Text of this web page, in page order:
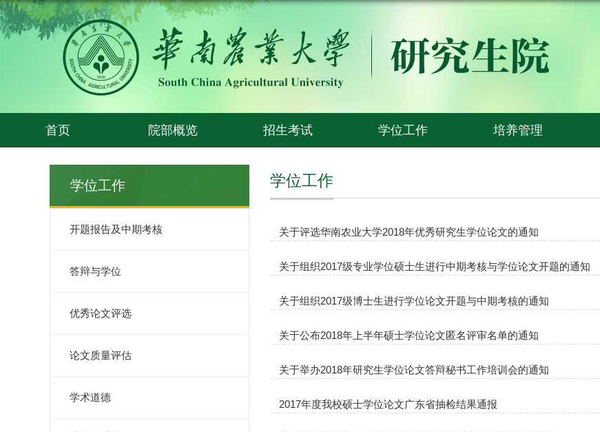
首页 院部概览 招生考试 学位工作 培养管理
学位工作
开题报告及中期考核
答辩与学位
优秀论文评选
论文质量评估
学术道德
学位工作
关于评选华南农业大学2018年优秀研究生学位论文的通知
关于组织2017级专业学位硕士生进行中期考核与学位论文开题的通知
关于组织2017级博士生进行学位论文开题与中期考核的通知
关于公布2018年上半年硕士学位论文匿名评审名单的通知
关于举办2018年研究生学位论文答辩秘书工作培训会的通知
2017年度我校硕士学位论文广东省抽检结果通报